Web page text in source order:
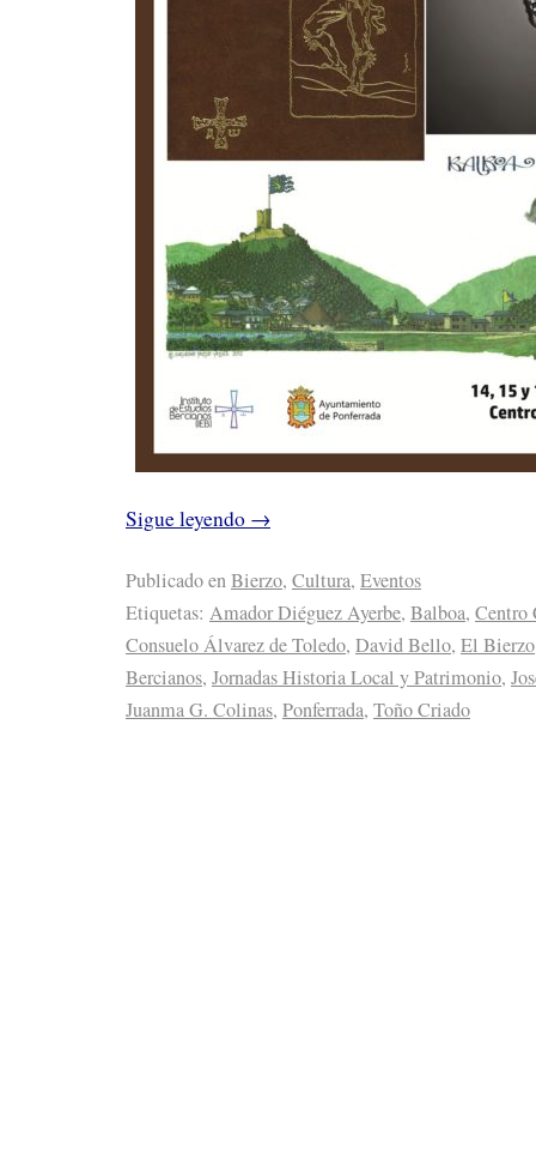
Sigue leyendo →
Publicado enBierzo, Cultura, Eventos
Etiquetas: Amador Diéguez Ayerbe, Balboa, Centro
Consuelo Álvarez de Toledo, David Bello, El Bierzo
Bercianos, Jornadas Historia Local y Patrimonio,
Juanma G. Colinas, Ponferrada, Toño Criado